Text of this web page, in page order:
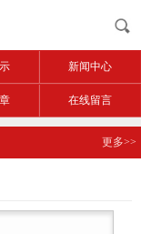
新闻中心
在线留言
更多>>